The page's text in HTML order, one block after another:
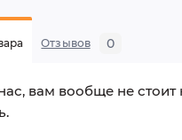
Отзывов 0
вам вообще не стоит